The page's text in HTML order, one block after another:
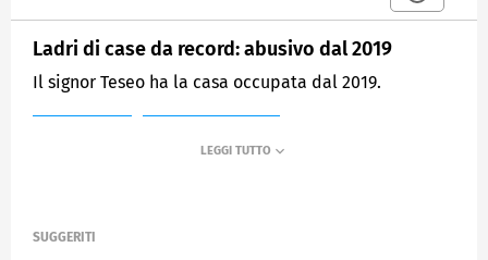
Ladri di case da record: abusivo dal 2019
Il signor Teseo ha la casa occupata dal 2019.
SUGGERITI